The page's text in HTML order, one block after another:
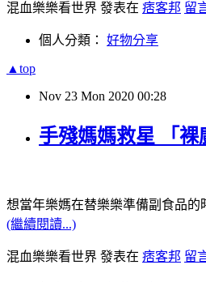
混血樂樂看世界 發表在 痞客邦 留
個人分類： 好物分享
▲top
Nov 23 Mon 2020 00:28
手殘媽媽救星 「
想當年樂媽在替樂樂準備副食品的
(繼續閱讀...)
混血樂樂看世界 發表在 痞客邦 留